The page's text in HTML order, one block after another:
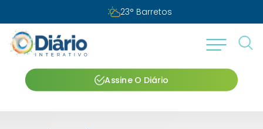
23° Barretos
Assine O Diário